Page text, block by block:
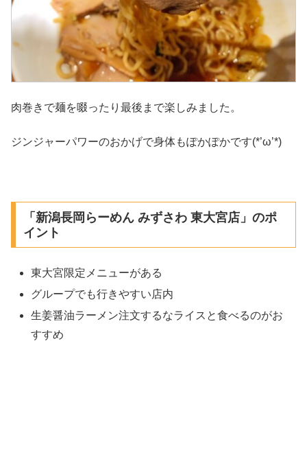
肉巻きで麺を啜ったり最後まで楽しみました。
ジンジャーパワーのおかげで身体もぽかぽかです(*’ω’*)
「新潟長岡らーめん みずさわ 東大宮店」のポ
イント
東大宮限定メニューがある
グループでも行きやすい店内
生姜醤油ラーメン注文するなライスと食べるのがお
すすめ